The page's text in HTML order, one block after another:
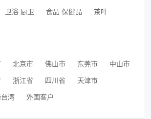
卫浴 厨卫 食品 保健品 茶叶
北京市 佛山市 东莞市 中山市
浙江省 四川省 天津市
湾 外国客户